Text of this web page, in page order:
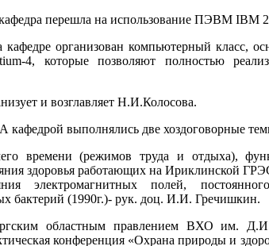
перешла на использование ПЭВМ IBM
кафедре организован компьютерный
4, которые позволяют полностью
и возглавляет Н.И.Колосова.
выполнялись две хоздоговорные
времени (режимов труда и отдыха),
здоровья работающих на Ириклинской
электромагнитных полей,
бактерий (1990г.)- рук. доц. И.И. Гречишкин.
областным правлением ВХО им.
конференция «Охрана природы и